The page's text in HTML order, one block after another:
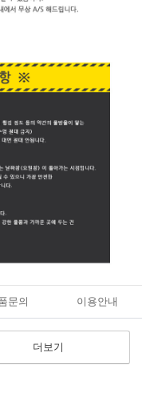
문의 이용안내
더보기